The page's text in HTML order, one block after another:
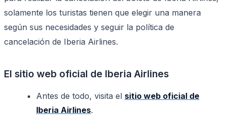
solamente los turistas tienen que elegir una manera
según sus necesidades y seguir la política de
cancelación de Iberia Airlines.
El sitio web oficial de Iberia Airlines
Antes de todo, visita el sitio web oficial de
Iberia Airlines.